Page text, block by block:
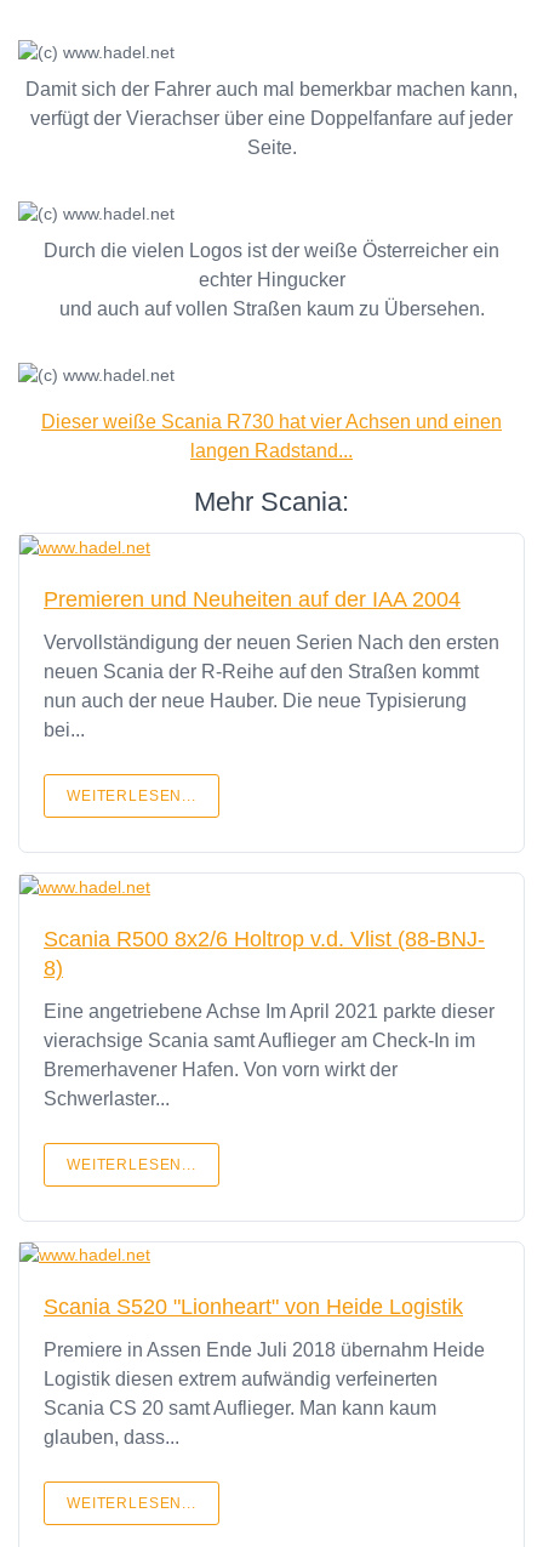
Damit sich der Fahrer auch mal bemerkbar machen kann,
verfügt der Vierachser über eine Doppelfanfare auf jeder
Seite.
Durch die vielen Logos ist der weiße Österreicher ein
echter Hingucker
und auch auf vollen Straßen kaum zu Übersehen.
Dieser weiße Scania R730 hat vier Achsen und einen
langen Radstand...
Mehr Scania:
Premieren und Neuheiten auf der IAA 2004
Vervollständigung der neuen Serien Nach den ersten
neuen Scania der R-Reihe auf den Straßen kommt
nun auch der neue Hauber. Die neue Typisierung
bei...
WEITERLESEN...
Scania R500 8x2/6 Holtrop v.d. Vlist (88-BNJ-
8)
Eine angetriebene Achse Im April 2021 parkte dieser
vierachsige Scania samt Auflieger am Check-In im
Bremerhavener Hafen. Von vorn wirkt der
Schwerlaster...
WEITERLESEN...
Scania S520 "Lionheart" von Heide Logistik
Premiere in Assen Ende Juli 2018 übernahm Heide
Logistik diesen extrem aufwändig verfeinerten
Scania CS 20 samt Auflieger. Man kann kaum
glauben, dass...
WEITERLESEN...